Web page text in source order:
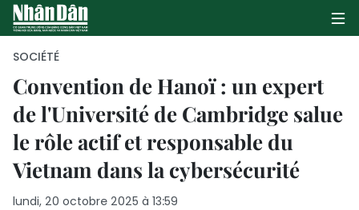
PAGE D'ACCUEIL
POLITIQUE
ÉCONOMIE
SOCIÉTÉ
Convention de Hanoï : un expert
de l'Université de Cambridge salue
le rôle actif et responsable du
Vietnam dans la cybersécurité
lundi, 20 octobre 2025 à 13:59